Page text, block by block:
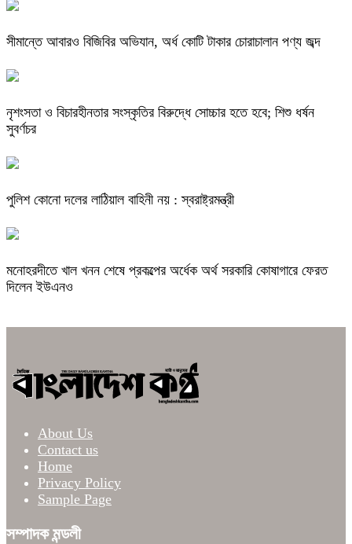
সীমান্তে আবারও বিজিবির অভিযান, অর্ধ কোটি টাকার চোরাচালান পণ্য জব্দ
নৃশংসতা ও বিচারহীনতার সংস্কৃতির বিরুদ্ধে সোচ্চার হতে হবে; শিশু ধর্ষন
সুবর্ণচর
পুলিশ কোনো দলের লাঠিয়াল বাহিনী নয় : স্বরাষ্ট্রমন্ত্রী
মনোহরদীতে খাল খনন শেষে প্রকল্পের অর্ধেক অর্থ সরকারি কোষাগারে ফেরত
দিলেন ইউএনও
About Us
Contact us
Home
Privacy Policy
Sample Page
সম্পাদক মন্ডলী